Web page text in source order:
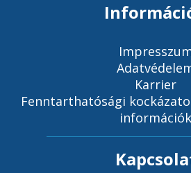
Karrier
Fenntarthatósági
információk